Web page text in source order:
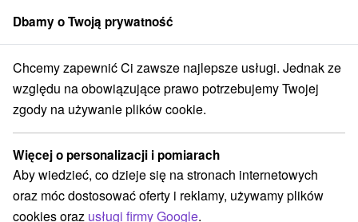
członek grupySorger
oferty na Słowacji Romantyczne wypady Horné Považie
Luksusowe romantyczne wypady
Horné Považie
Kategorie
Dbamy o Twoją prywatność
Chcemy zapewnić Ci zawsze najlepsze usługi. Jednak ze
względu na obowiązujące prawo potrzebujemy Twojej
zgody na używanie plików cookie.
Więcej o personalizacji i pomiarach
Aby wiedzieć, co dzieje się na stronach internetowych
oraz móc dostosować oferty i reklamy, używamy plików
cookies oraz usługi firmy Google.